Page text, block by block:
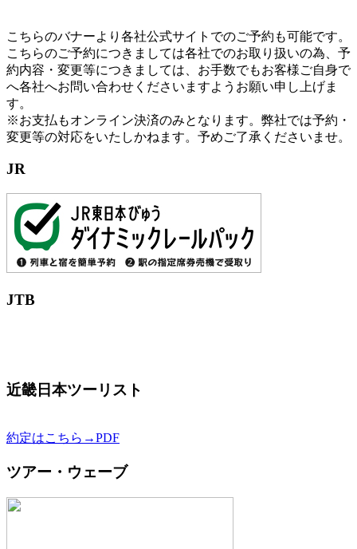
こちらのバナーより各社公式サイトでのご予約も可能です。
こちらのご予約につきましては各社でのお取り扱いの為、予
約内容・変更等につきましては、お手数でもお客様ご自身で
へ各社へお問い合わせくださいますようお願い申し上げま
す。
※お支払もオンライン決済のみとなります。弊社では予約・
変更等の対応をいたしかねます。予めご了承くださいませ。
JR
JTB
近畿日本ツーリスト
約定はこちら→PDF
ツアー・ウェーブ